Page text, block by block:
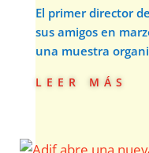
El primer director
sus amigos en
una muestra
leer más